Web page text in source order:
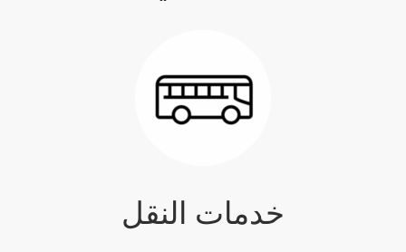
خدمات النقل